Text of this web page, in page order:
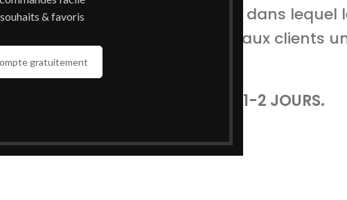
& favoris
gratuitement
est un type de transaction dans
L’expédition COD offre aux clients
paiement complet.
AU MAROC S’EFFECTUE DANS 1-2 JOURS.